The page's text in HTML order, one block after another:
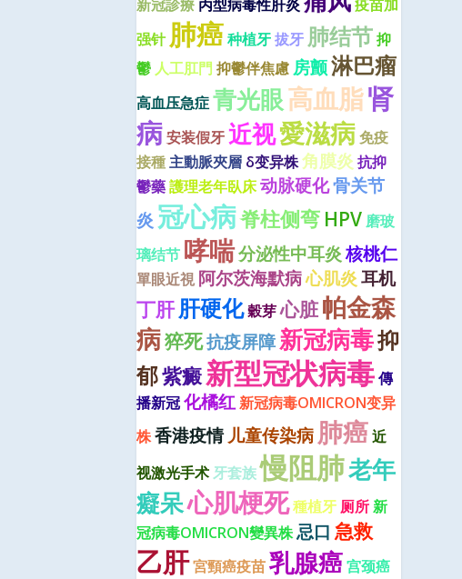
新冠診療丙型病毒性肝炎
疫苗加
强针 肺癌种植牙拔牙 肺结节抑
鬱 人工肛門 抑鬱伴焦慮 房颤淋巴瘤
高血压急症青光眼高血脂肾
病安装假牙近视愛滋病免疫
接種主動脈夾層 δ变异株角膜炎 抗抑
鬱藥護理老年臥床动脉硬化骨关节
炎 冠心病脊柱侧弯 HPV 磨玻
璃结节 哮喘分泌性中耳炎 核桃仁
單眼近視 阿尔茨海默病心肌炎 耳机
丁肝肝硬化穀芽心脏帕金森
病猝死抗疫屏障新冠病毒抑
郁紫癜新型冠状病毒傳
播新冠化橘红新冠病毒OMICRON变异
株香港疫情 儿童传染病肺癌近
视激光手术牙套族慢阻肺老年
癡呆心肌梗死種植牙 厕所新
冠病毒OMICRON變異株忌口 急救
乙肝宮頸癌疫苗乳腺癌宫颈癌